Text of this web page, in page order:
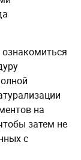
на
затем не
с